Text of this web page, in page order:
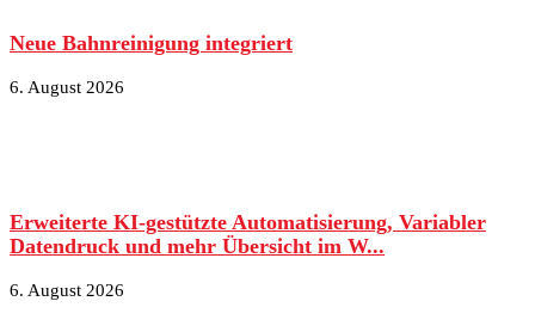
Neue Bahnreinigung integriert
6. August 2026
Erweiterte KI-gestützte Automatisierung, Variabler
Datendruck und mehr Übersicht im W...
6. August 2026